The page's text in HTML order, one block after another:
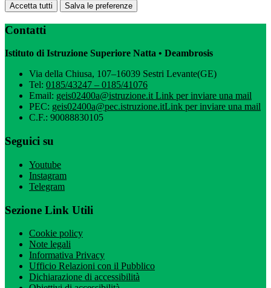
Accetta tutti Salva le preferenze
Contatti
Istituto di Istruzione Superiore Natta • Deambrosis
Via della Chiusa, 107–16039 Sestri Levante(GE)
Tel: 0185/43247 – 0185/41076
Email: geis02400a@istruzione.itLink per inviare una mail
PEC: geis02400a@pec.istruzione.itLink per inviare una mail
C.F.: 90088830105
Seguici su
Youtube
Instagram
Telegram
Sezione Link Utili
Cookie policy
Note legali
Informativa Privacy
Ufficio Relazioni con il Pubblico
Dichiarazione di accessibilità